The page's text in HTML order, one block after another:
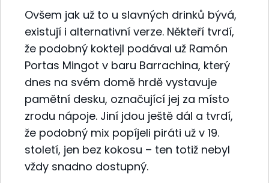
Ovšem jak už to u slavných drinků bývá,
existují i alternativní verze. Někteří tvrdí,
že podobný koktejl podával už Ramón
Portas Mingot v baru Barrachina, který
dnes na svém domě hrdě vystavuje
pamětní desku, označující jej za místo
zrodu nápoje. Jiní jdou ještě dál a tvrdí,
že podobný mix popíjeli piráti už v 19.
století, jen bez kokosu – ten totiž nebyl
vždy snadno dostupný.